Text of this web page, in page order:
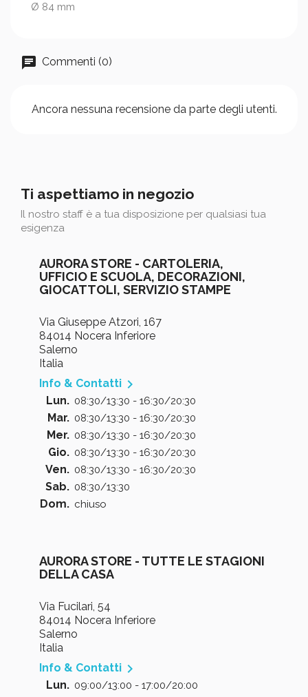
Ø 84 mm
Commenti (0)
Ancora nessuna recensione da parte degli utenti.
Ti aspettiamo in negozio
Il nostro staff è a tua disposizione per qualsiasi tua
esigenza
AURORA STORE - CARTOLERIA,
UFFICIO E SCUOLA, DECORAZIONI,
GIOCATTOLI, SERVIZIO STAMPE
Via Giuseppe Atzori, 167
84014 Nocera Inferiore
Salerno
Italia
Info & Contatti 
Lun. 08:30/13:30 - 16:30/20:30
Mar. 08:30/13:30 - 16:30/20:30
Mer. 08:30/13:30 - 16:30/20:30
Gio. 08:30/13:30 - 16:30/20:30
Ven. 08:30/13:30 - 16:30/20:30
Sab. 08:30/13:30
Dom. chiuso
AURORA STORE - TUTTE LE STAGIONI
DELLA CASA
Via Fucilari, 54
84014 Nocera Inferiore
Salerno
Italia
Info & Contatti 
Lun. 09:00/13:00 - 17:00/20:00